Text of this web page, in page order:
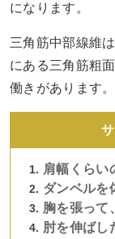
になります。
三角筋中部線維
にある三角筋粗
働きがあります
肩幅くらい
ダンベルを
胸を張って
肘を伸ばし